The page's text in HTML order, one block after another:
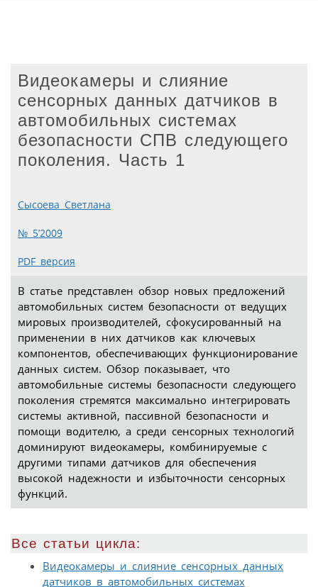
Видеокамеры и слияние
сенсорных данных датчиков в
автомобильных системах
безопасности СПВ следующего
поколения. Часть 1
Сысоева Светлана
№ 5’2009
PDF версия
В статье представлен обзор новых предложений
автомобильных систем безопасности от ведущих
мировых производителей, сфокусированный на
применении в них датчиков как ключевых
компонентов, обеспечивающих функционирование
данных систем. Обзор показывает, что
автомобильные системы безопасности следующего
поколения стремятся максимально интегрировать
системы активной, пассивной безопасности и
помощи водителю, а среди сенсорных технологий
доминируют видеокамеры, комбинируемые с
другими типами датчиков для обеспечения
высокой надежности и избыточности сенсорных
функций.
Все статьи цикла:
Видеокамеры и слияние сенсорных данных
датчиков в автомобильных системах